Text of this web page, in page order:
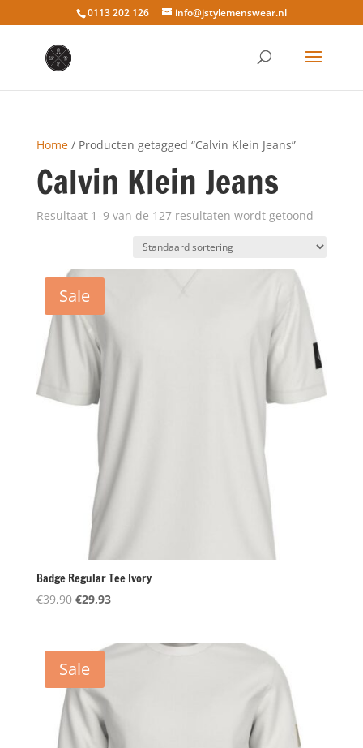
0113 202 126 info@jstylemenswear.nl
Home/ Producten getagged “Calvin Klein Jeans”
Calvin Klein Jeans
Resultaat 1–9 van de 127 resultaten wordt getoond
Sale
Badge Regular Tee Ivory
€39,90 Oorspronkelijke
€39,90.
€29,93Huidige
Sale